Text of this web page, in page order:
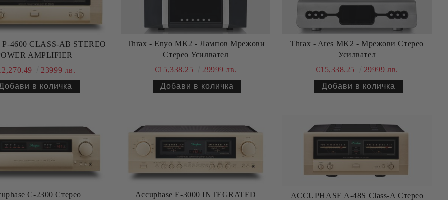
P-4600 CLASS-AB STEREO
AMPLIFIER
23999 лв.
Thrax - Enyo MK2 - Лампов Мрежови
Стерео Усилвател
€15,338.25
29999 лв.
Thrax - Ares MK2 - Мрежови Стерео
Усилвател
€15,338.25
29999 лв.
C-2300 Стерео
Accuphase E-3000 INTEGRATED
ACCUPHASE A-48S Class-A Стерео